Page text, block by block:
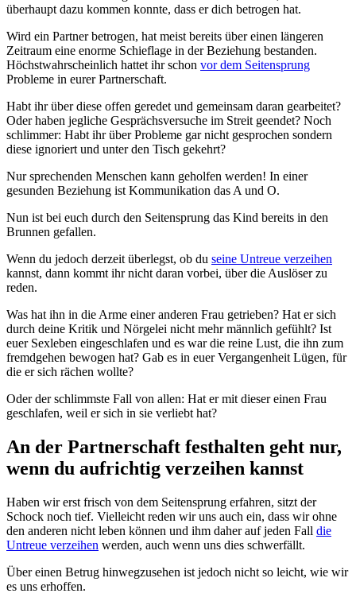
überhaupt dazu kommen konnte, dass er dich betrogen hat.
Wird ein Partner betrogen, hat meist bereits über einen längeren
Zeitraum eine enorme Schieflage in der Beziehung bestanden.
Höchstwahrscheinlich hattet ihr schon vor dem Seitensprung
Probleme in eurer Partnerschaft.
Habt ihr über diese offen geredet und gemeinsam daran gearbeitet?
Oder haben jegliche Gesprächsversuche im Streit geendet? Noch
schlimmer: Habt ihr über Probleme gar nicht gesprochen sondern
diese ignoriert und unter den Tisch gekehrt?
Nur sprechenden Menschen kann geholfen werden! In einer
gesunden Beziehung ist Kommunikation das A und O.
Nun ist bei euch durch den Seitensprung das Kind bereits in den
Brunnen gefallen.
Wenn du jedoch derzeit überlegst, ob du seine Untreue verzeihen
kannst, dann kommt ihr nicht daran vorbei, über die Auslöser zu
reden.
Was hat ihn in die Arme einer anderen Frau getrieben? Hat er sich
durch deine Kritik und Nörgelei nicht mehr männlich gefühlt? Ist
euer Sexleben eingeschlafen und es war die reine Lust, die ihn zum
fremdgehen bewogen hat? Gab es in euer Vergangenheit Lügen, für
die er sich rächen wollte?
Oder der schlimmste Fall von allen: Hat er mit dieser einen Frau
geschlafen, weil er sich in sie verliebt hat?
An der Partnerschaft festhalten geht nur,
wenn du aufrichtig verzeihen kannst
Haben wir erst frisch von dem Seitensprung erfahren, sitzt der
Schock noch tief. Vielleicht reden wir uns auch ein, dass wir ohne
den anderen nicht leben können und ihm daher auf jeden Fall die
Untreue verzeihen werden, auch wenn uns dies schwerfällt.
Über einen Betrug hinwegzusehen ist jedoch nicht so leicht, wie wir
es uns erhoffen.